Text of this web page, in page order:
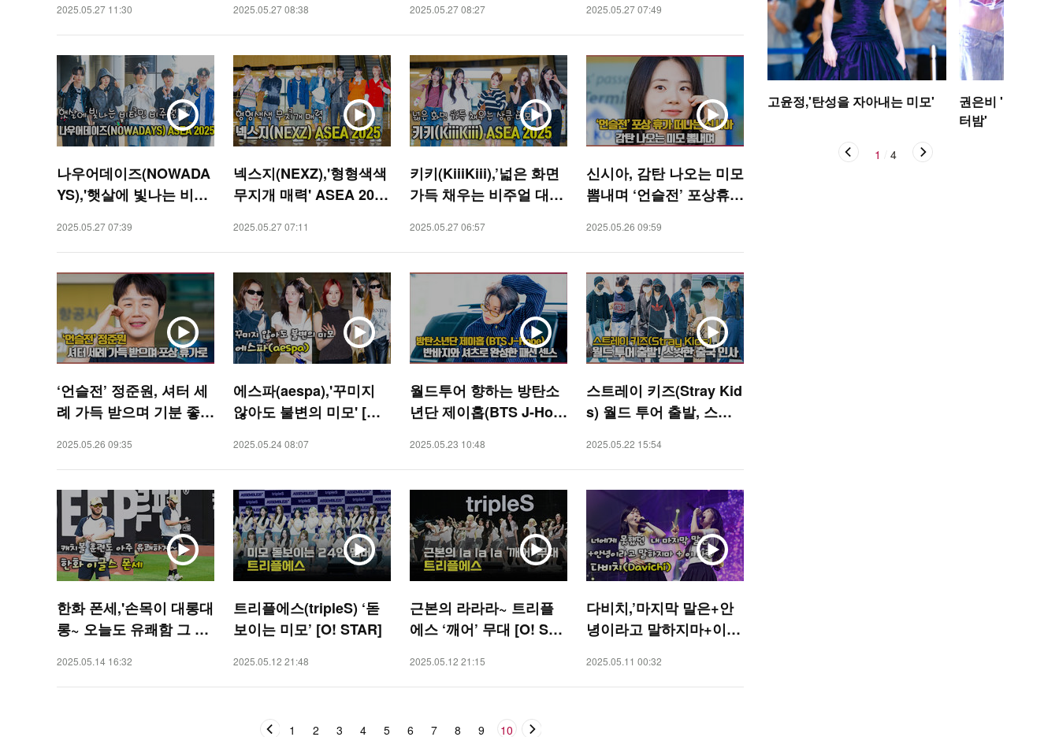
STAR]
2025.05.27 11:30
STAR]
2025.05.27 08:38 2025.05.27 08:27
AR]
2025.05.27 07:49
나우어데이즈(NOWADA
YS),'햇살에 빛나는 비타
[O! STAR]
2025.05.27 07:39
넥스지(NEXZ),'형형색색
무지개 매력' ASEA 2025
2025.05.27 07:11
키키(KiiiKiii),’넓은 화면
가득 채우는 비주얼 대잔
R]
2025.05.27 06:57
신시아, 감탄 나오는 미모
뽐내며 ‘언슬전’ 포상휴가
2025.05.26 09:59
‘언슬전’ 정준원, 셔터 세
례 가득 받으며 기분 좋게
2025.05.26 09:35
에스파(aespa),'꾸미지
않아도 불변의 미모' [O!
2025.05.24 08:07
월드투어 향하는 방탄소
년단 제이홉(BTS J-Hop
한 패션 센스 [O! STAR]
2025.05.23 10:48
스트레이 키즈(Stray Kid
s) 월드 투어 출발, 스윗
2025.05.22 15:54
한화 폰세,'손목이 대롱대
롱~ 오늘도 유쾌함 그 자
2025.05.14 16:32
트리플에스(tripleS) ‘돋
보이는 미모’ [O! STAR]
2025.05.12 21:48
근본의 라라라~ 트리플
에스 ‘깨어’ 무대 [O! STA
2025.05.12 21:15
다비치,’마지막 말은+안
녕이라고 말하지마+이
AR]
2025.05.11 00:32
1 2 3 4 5 6 7 8 9 10
고윤정,'탄성을 자아내는 미모'
권은비 '야구장
터밤'
1 4